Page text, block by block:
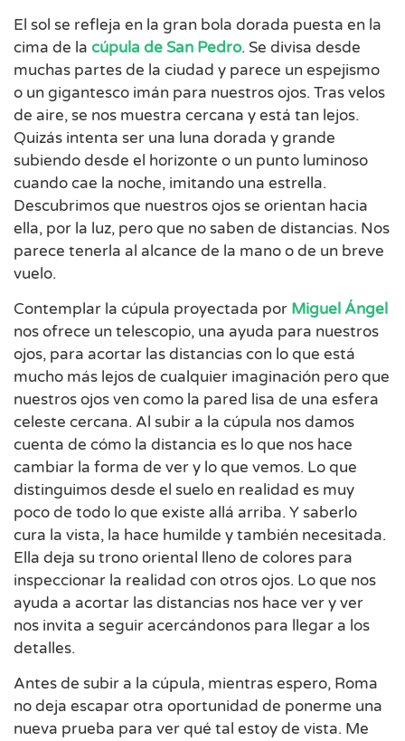
El sol se refleja en la gran bola dorada puesta en la
cima de la cúpula de San Pedro. Se divisa desde
muchas partes de la ciudad y parece un espejismo
o un gigantesco imán para nuestros ojos. Tras velos
de aire, se nos muestra cercana y está tan lejos.
Quizás intenta ser una luna dorada y grande
subiendo desde el horizonte o un punto luminoso
cuando cae la noche, imitando una estrella.
Descubrimos que nuestros ojos se orientan hacia
ella, por la luz, pero que no saben de distancias. Nos
parece tenerla al alcance de la mano o de un breve
vuelo.
Contemplar la cúpula proyectada por Miguel Ángel
nos ofrece un telescopio, una ayuda para nuestros
ojos, para acortar las distancias con lo que está
mucho más lejos de cualquier imaginación pero que
nuestros ojos ven como la pared lisa de una esfera
celeste cercana. Al subir a la cúpula nos damos
cuenta de cómo la distancia es lo que nos hace
cambiar la forma de ver y lo que vemos. Lo que
distinguimos desde el suelo en realidad es muy
poco de todo lo que existe allá arriba. Y saberlo
cura la vista, la hace humilde y también necesitada.
Ella deja su trono oriental lleno de colores para
inspeccionar la realidad con otros ojos. Lo que nos
ayuda a acortar las distancias nos hace ver y ver
nos invita a seguir acercándonos para llegar a los
detalles.
Antes de subir a la cúpula, mientras espero, Roma
no deja escapar otra oportunidad de ponerme una
nueva prueba para ver qué tal estoy de vista. Me